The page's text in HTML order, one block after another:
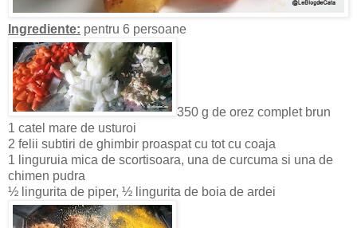
Ingrediente: pentru 6 persoane
350 g de orez complet brun
1 catel mare de usturoi
2 felii subtiri de ghimbir proaspat cu tot cu coaja
1 linguruia mica de scortisoara, una de curcuma si una de
chimen pudra
½ lingurita de piper, ½ lingurita de boia de ardei